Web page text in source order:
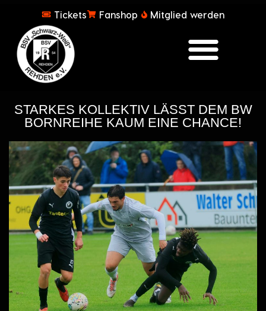
Tickets Fanshop Mitglied werden
STARKES KOLLEKTIV LÄSST DEM BW
BORNREIHE KAUM EINE CHANCE!